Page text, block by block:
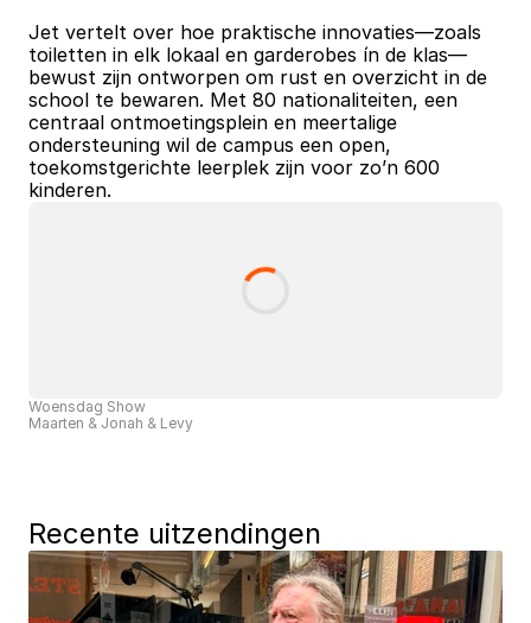
Jet vertelt over hoe praktische innovaties—zoals
toiletten in elk lokaal en garderobes ín de klas—
bewust zijn ontworpen om rust en overzicht in de
school te bewaren. Met 80 nationaliteiten, een
centraal ontmoetingsplein en meertalige
ondersteuning wil de campus een open,
toekomstgerichte leerplek zijn voor zo’n 600
kinderen.
Woensdag Show
Maarten & Jonah & Levy
Recente uitzendingen